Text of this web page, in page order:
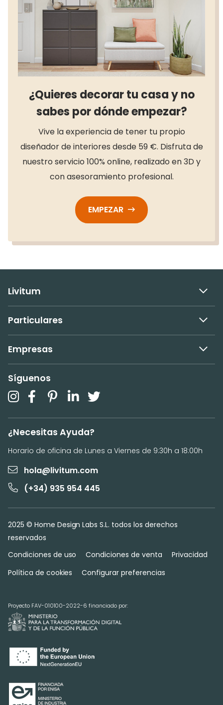
¿Quieres decorar tu casa y no
sabes por dónde empezar?
Vive la experiencia de tener tu propio
diseñador de interiores desde 59 €. Disfruta de
nuestro servicio 100% online, realizado en 3D y
con asesoramiento profesional.
EMPEZAR
Livitum
Particulares
Empresas
Síguenos
¿Necesitas Ayuda?
Horario de oficina de Lunes a Viernes de 9:30h a 18:00h
hola@livitum.com
(+34) 935 954 445
2025 © Home Design Labs S.L. todos los derechos
reservados
Condiciones de uso
Condiciones de venta
Privacidad
Política de cookies
Configurar preferencias
Proyecto FAV-010100-2022-6 financiado por: